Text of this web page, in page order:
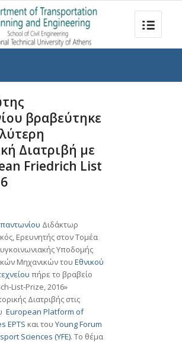
βραβεύτηκε
Διατριβή με
Friedrich List
Διδάκτωρ
Ερευνητής στον Τομέα
Υποδομής
Μηχανικών του Εθνικού
πήρε το βραβείο
List-Prize, 2016»
Διατριβής στις
European Platform of
EPTS και του Young Forum
Sciences (YFE). Το θέμα